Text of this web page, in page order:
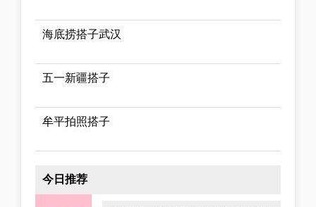
海底捞搭子武汉
五一新疆搭子
牟平拍照搭子
今日推荐